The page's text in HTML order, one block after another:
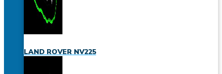
LAND ROVER NV225